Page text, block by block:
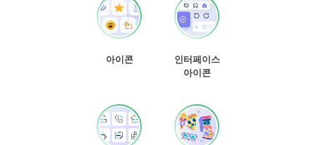
아이콘
인터페이스
아이콘